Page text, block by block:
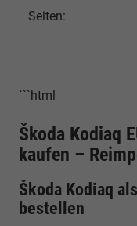
Seiten:
```html
Škoda Kodiaq
kaufen –
Škoda Kodiaq
bestellen